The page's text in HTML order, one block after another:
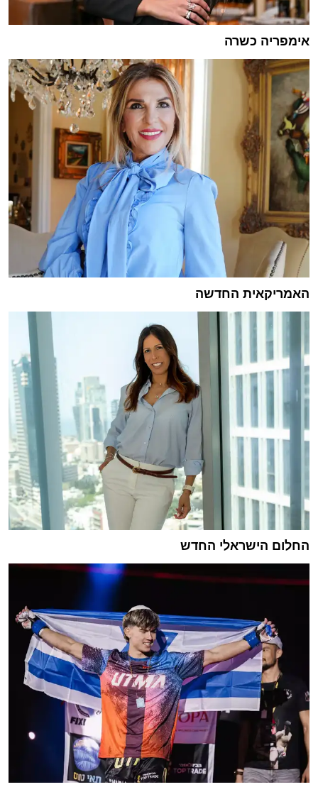
אימפריה כשרה
האמריקאית החדשה
החלום הישראלי החדש